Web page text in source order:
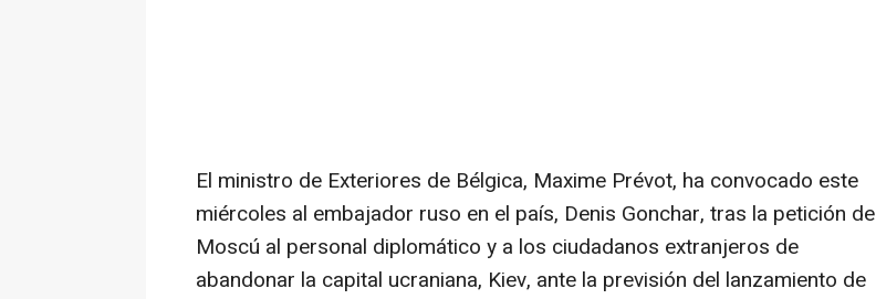
El ministro de Exteriores de Bélgica, Maxime Prévot, ha convocado este
miércoles al embajador ruso en el país, Denis Gonchar, tras la petición de
Moscú al personal diplomático y a los ciudadanos extranjeros de
abandonar la capital ucraniana, Kiev, ante la previsión del lanzamiento de